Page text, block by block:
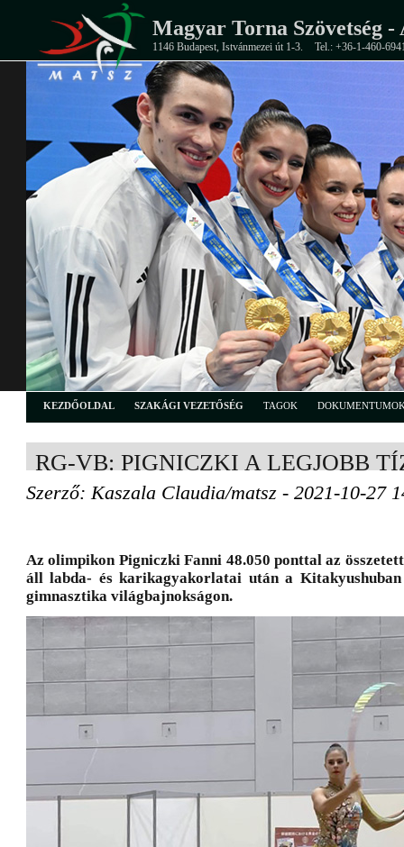
Magyar Torna Szövetség -
1146 Budapest, Istvánmezei út 1-3. Tel.: +36-1-460-
KEZDŐOLDAL SZAKÁGI VEZETŐSÉG TAGOK
RG-VB: PIGNICZKI A LEGJOBB
Szerző: Kaszala Claudia/matsz - 2021-10-27
Az olimpikon Pigniczki Fanni 48.050 ponttal az
áll labda- és karikagyakorlatai után a
gimnasztika világbajnokságon.